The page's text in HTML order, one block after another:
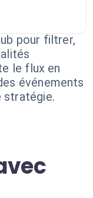
pour filtrer,
le flux en
événements
stratégie.